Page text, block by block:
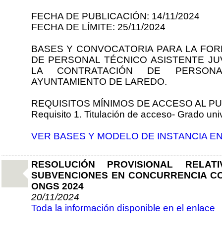
FECHA DE PUBLICACIÓN: 14/11/2024
FECHA DE LÍMITE: 25/11/2024
BASES Y CONVOCATORIA PARA LA
DE PERSONAL TÉCNICO ASISTENTE
LA CONTRATACIÓN DE
AYUNTAMIENTO DE LAREDO.
REQUISITOS MÍNIMOS DE ACCESO AL
Requisito 1. Titulación de acceso- Grado
VER BASES Y MODELO DE INSTANCIA
RESOLUCIÓN PROVISIONAL
SUBVENCIONES EN CONCURRENCIA
ONGS 2024
20/11/2024
Toda la información disponible en el enlace